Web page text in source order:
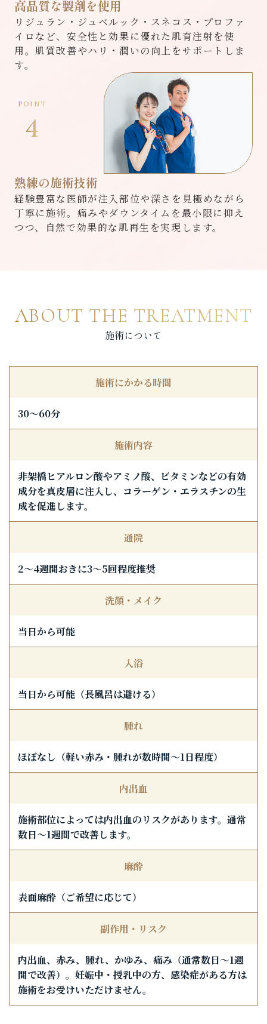
高品質な製剤を使用
リジュラン・ジュベルック・スネコス・プロファ
イロなど、安全性と効果に優れた肌育注射を使
用。肌質改善やハリ・潤いの向上をサポートしま
す。
POINT
4
熟練の施術技術
経験豊富な医師が注入部位や深さを見極めながら
丁寧に施術。痛みやダウンタイムを最小限に抑え
つつ、自然で効果的な肌再生を実現します。
ABOUT THE TREATMENT
施術について
施術にかかる時間
30〜60分
施術内容
非架橋ヒアルロン酸やアミノ酸、ビタミンなどの有効
成分を真皮層に注入し、コラーゲン・エラスチンの生
成を促進します。
通院
2〜4週間おきに3〜5回程度推奨
洗顔・メイク
当日から可能
入浴
当日から可能（長風呂は避ける）
腫れ
ほぼなし（軽い赤み・腫れが数時間〜1日程度）
内出血
施術部位によっては内出血のリスクがあります。通常
数日〜1週間で改善します。
麻酔
表面麻酔（ご希望に応じて）
副作用・リスク
内出血、赤み、腫れ、かゆみ、痛み（通常数日〜1週
間で改善）。妊娠中・授乳中の方、感染症がある方は
施術をお受けいただけません。